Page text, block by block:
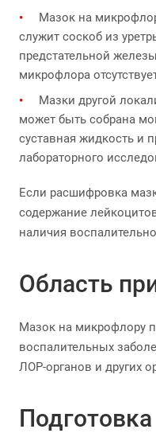
Мазок на
служит соскоб из
предстательной
микрофлора
Мазки другой
может быть собрана
суставная жидкость и
лабораторного
Если расшифровка
содержание
наличия
Область
Мазок на микрофлору
воспалительных
ЛОР-органов и других